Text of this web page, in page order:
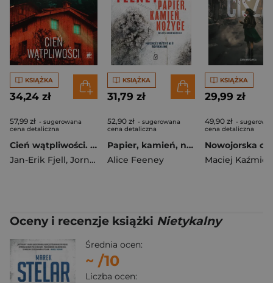
KSIĄŻKA
34,24 zł
57,99 zł - sugerowana
cena detaliczna
Cień wątpliwości. Śledztwa Markusa Hegera. Tom 2
Jan-Erik Fjell, Jorn Lier Horst
KSIĄŻKA
31,79 zł
52,90 zł - sugerowana
cena detaliczna
Papier, kamień, nożyce wyd. 2026
Alice Feeney
KSIĄŻKA
29,99 zł
49,90 zł -
cena detaliczna
Nowojorska
Maciej
Oceny i recenzje książki Nietykalny
Średnia ocen:
~ /10
Liczba ocen: